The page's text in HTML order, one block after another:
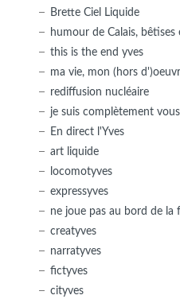
Brette Ciel Liquide
humour de Calais, bêtises
this is the end yves
ma vie, mon (hors
rediffusion nucléaire
je suis complètement vous
En direct l'Yves
art liquide
locomotyves
expressyves
ne joue pas au bord de la
creatyves
narratyves
fictyves
cityves